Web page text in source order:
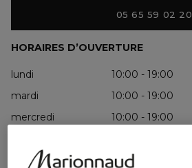
05 65 59 02 20
HORAIRES D’OUVERTURE
lundi
10:00 - 19:00
mardi
10:00 - 19:00
mercredi
10:00 - 19:00
vendredi
10:00 - 19:00